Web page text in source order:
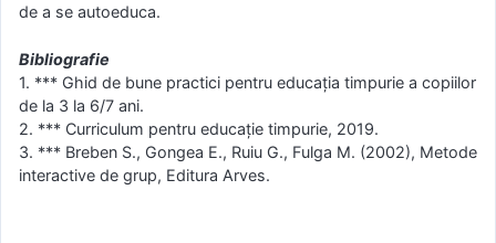
de a se autoeduca.
Bibliografie
1. *** Ghid de bune practici pentru educația timpurie a copiilor
de la 3 la 6/7 ani.
2. *** Curriculum pentru educație timpurie, 2019.
3. *** Breben S., Gongea E., Ruiu G., Fulga M. (2002), Metode
interactive de grup, Editura Arves.